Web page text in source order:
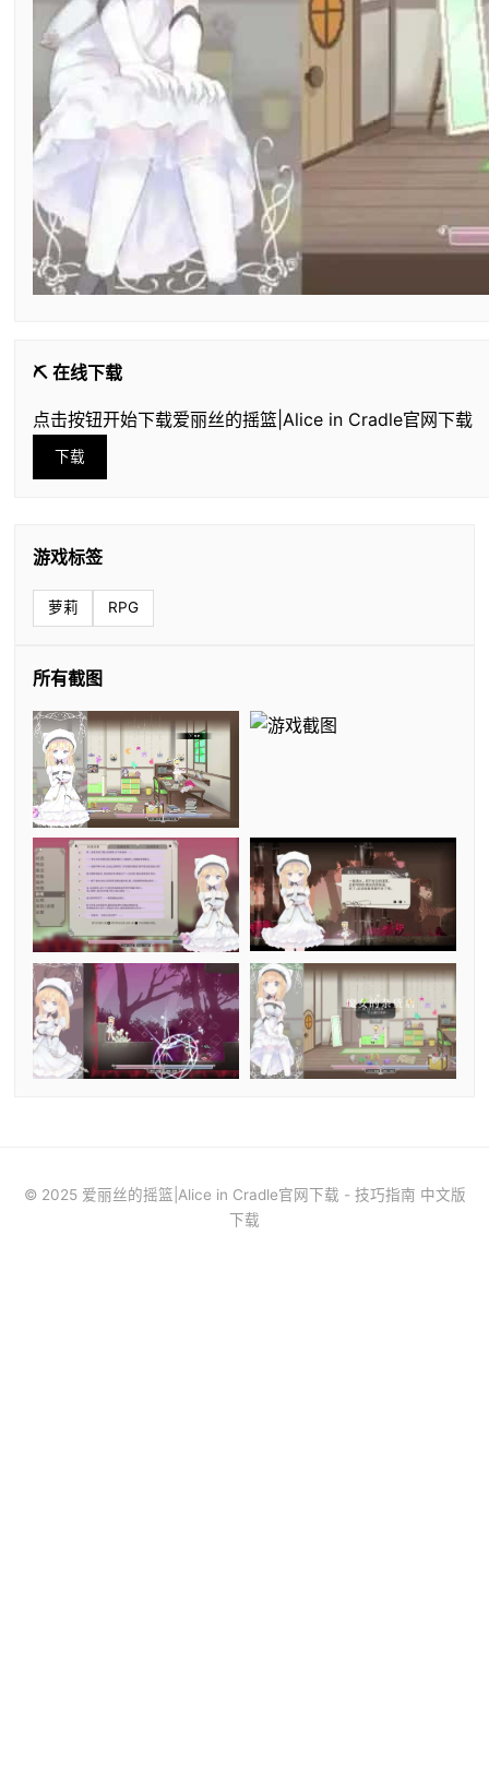
⛏️ 在线下载
点击按钮开始下载爱丽丝的摇篮|Alice in Cradle官网下载
下载
游戏标签
萝莉 RPG
所有截图
© 2025 爱丽丝的摇篮|Alice in Cradle官网下载 - 技巧指南 中文版
下载